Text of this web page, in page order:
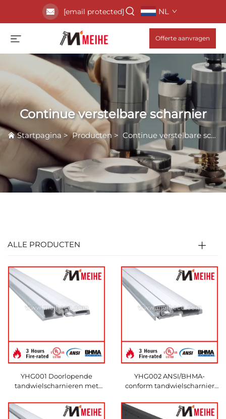
[email protected] NL
Offerte aanvragen
Continue verstelbare scharnier
Startpagina >Producten > Continue verstelbare scharnier
ALLE PRODUCTEN
YHG001 Doorlopende
tandwielscharnieren met
YHG002 ANSI/BHMA-
conform tandwielscharnier